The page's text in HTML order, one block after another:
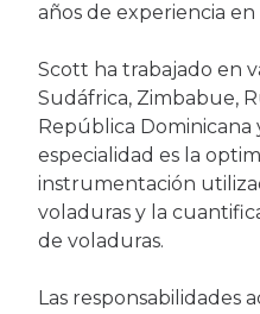
años de experiencia
Scott ha trabajado en
Sudáfrica, Zimbabue,
República Dominicana
especialidad es la
instrumentación
voladuras y la
de voladuras.
Las responsabilidades